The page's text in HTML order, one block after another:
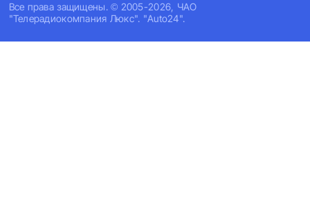
Все права защищены. © 2005-2026, ЧАО
"Телерадиокомпания Люкс". "Auto24".